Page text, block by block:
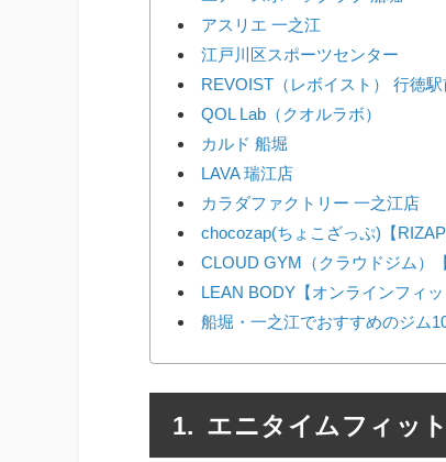
アスリエ 一之江
江戸川区スポーツセンター
REVOIST（レボイスト） 行徳
QOL Lab（クオルラボ）
カルド 船堀
LAVA 瑞江店
カラダファクトリー 一之江店
chocozap(ちょこざっぷ)【
CLOUD GYM（クラウドジム）
LEAN BODY【オンラインフィッ
船堀・一之江でおすすめのジム
エニタイムフィッ